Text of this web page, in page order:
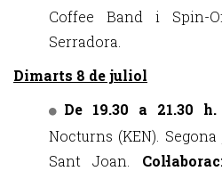
Coffee Band i Spin-
Serradora.
Dimarts 8 de juliol
De 19.30 a 21.30 h.
Nocturns (KEN). Segona
Sant Joan.